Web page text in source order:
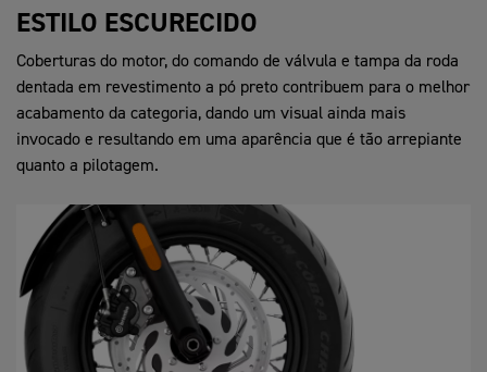
ESTILO ESCURECIDO
Coberturas do motor, do comando de válvula e tampa da roda
dentada em revestimento a pó preto contribuem para o melhor
acabamento da categoria, dando um visual ainda mais
invocado e resultando em uma aparência que é tão arrepiante
quanto a pilotagem.